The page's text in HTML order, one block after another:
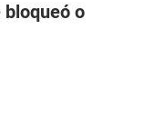
bloqueó o